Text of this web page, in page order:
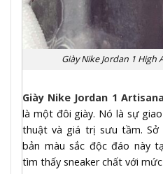
Giày Nike Jordan 1 High
Giày Nike Jordan 1
là một đôi giày. Nó là sự
thuật và giá trị sưu tầm. Sở
bản màu sắc độc đáo này
tìm thấy sneaker chất với